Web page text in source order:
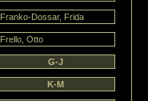
Franko-Dossar, Frida
Frello, Otto
G-J
K-M